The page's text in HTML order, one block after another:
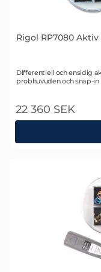
Rigol RP7080
Art. nr 1706
Differentiell och ensidig
probhuvuden och snap-
22 360 SEK
Rigol